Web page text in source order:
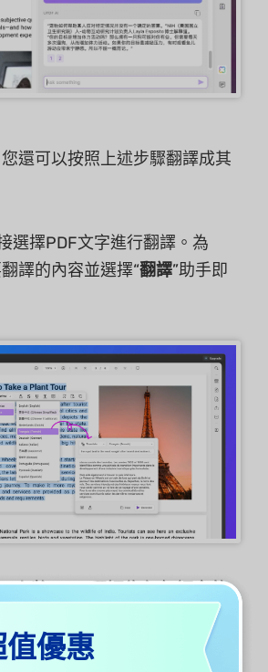
還可以按照上述步驟翻譯成其
選擇PDF文字進行翻譯。為
譯的內容並選擇“翻譯”助手即
上將 PDF 翻譯為任何語言的
watch?
值優惠